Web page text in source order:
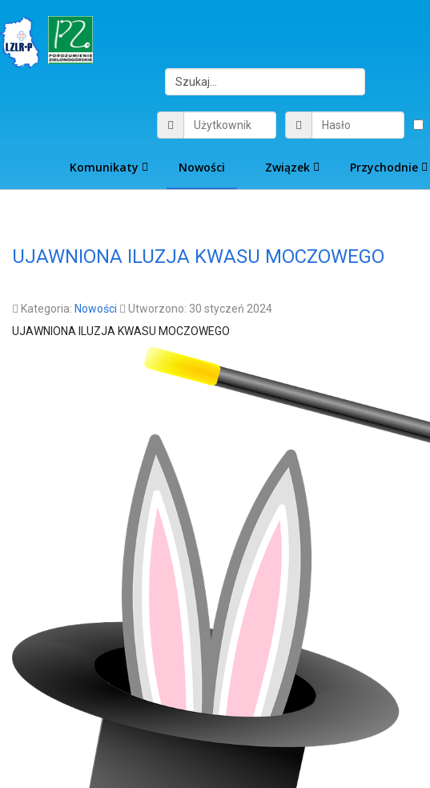
Komunikaty Nowości Związek Przychodnie
UJAWNIONA ILUZJA KWASU MOCZOWEGO
Kategoria: Nowości
Utworzono: 30 styczeń 2024
UJAWNIONA ILUZJA KWASU MOCZOWEGO